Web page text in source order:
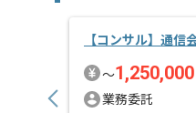
【コンサル】通信
〜1,250,000
業務委託